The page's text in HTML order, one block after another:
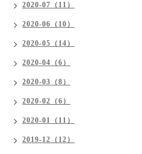
2020-07（11）
2020-06（10）
2020-05（14）
2020-04（6）
2020-03（8）
2020-02（6）
2020-01（11）
2019-12（12）